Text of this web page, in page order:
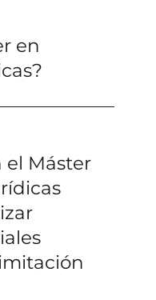
en
el Máster